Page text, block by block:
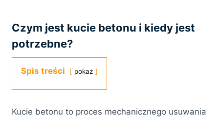
Czym jest kucie betonu i kiedy jest
potrzebne?
Spis treści pokaż
Kucie betonu to proces mechanicznego usuwania